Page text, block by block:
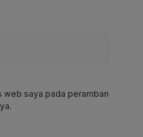
web saya pada peramban